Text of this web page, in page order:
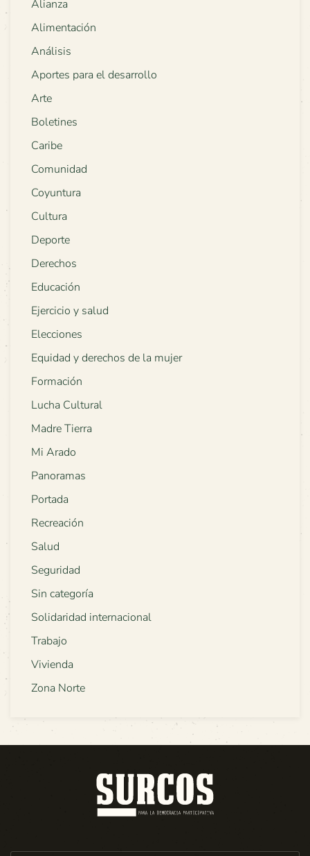
Alianza
Alimentación
Análisis
Aportes para el desarrollo
Arte
Boletines
Caribe
Comunidad
Coyuntura
Cultura
Deporte
Derechos
Educación
Ejercicio y salud
Elecciones
Equidad y derechos de la mujer
Formación
Lucha Cultural
Madre Tierra
Mi Arado
Panoramas
Portada
Recreación
Salud
Seguridad
Sin categoría
Solidaridad internacional
Trabajo
Vivienda
Zona Norte